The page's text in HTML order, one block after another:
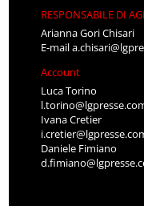
RESPONSABILE DI
Arianna Gori Chisari
E-mail
Account
Luca Torino
Ivana Cretier
Daniele Fimiano